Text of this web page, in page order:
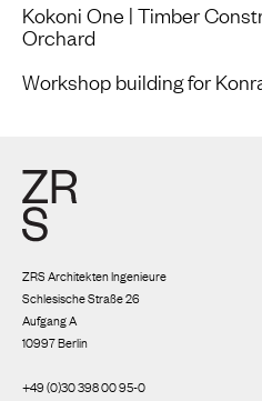
Kokoni One | Timber
Orchard
Workshop building for
ZRS Architekten Ingenieure
Schlesische Straße 26
Aufgang A
10997 Berlin
+49 (0)30 398 00 95-0